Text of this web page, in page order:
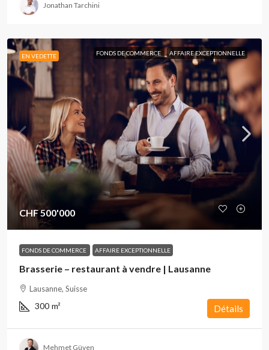
Jonathan Tarchini
EN VEDETTE FONDS DE COMMERCE AFFAIRE EXCEPTIONNELLE
CHF 500'000
FONDS DE COMMERCE AFFAIRE EXCEPTIONNELLE
Brasserie – restaurant à vendre | Lausanne
Lausanne, Suisse
300 m² Détails
Mehmet Güven